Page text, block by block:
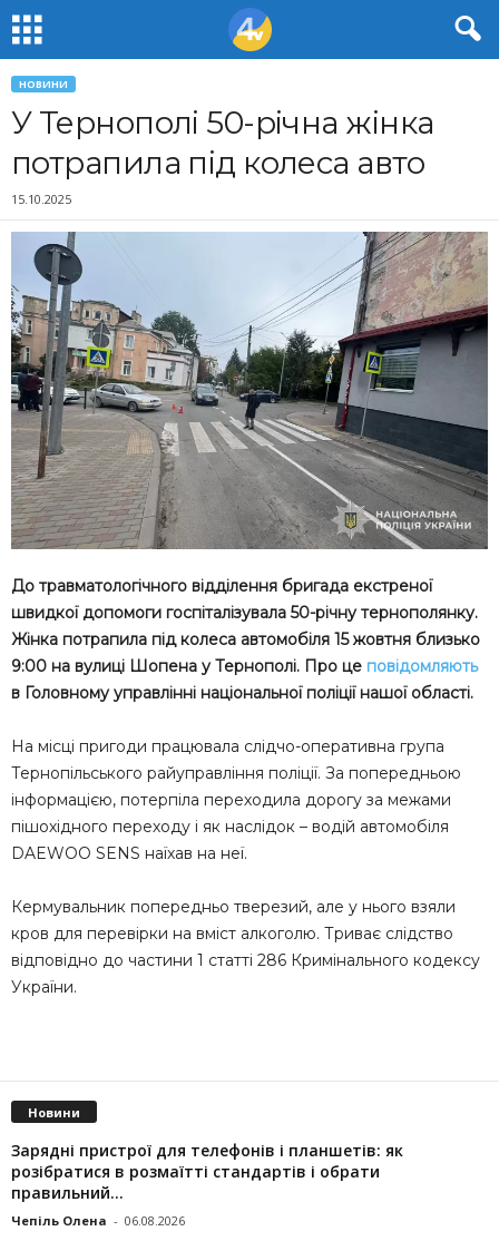
НОВИНИ
У Тернополі 50-річна жінка
потрапила під колеса авто
15.10.2025
До травматологічного відділення бригада екстреної
швидкої допомоги госпіталізувала 50-річну тернополянку.
Жінка потрапила під колеса автомобіля 15 жовтня близько
9:00 на вулиці Шопена у Тернополі. Про це повідомляють
в Головному управлінні національної поліції нашої області.
На місці пригоди працювала слідчо-оперативна група
Тернопільського райуправління поліції. За попередньою
інформацією, потерпіла переходила дорогу за межами
пішохідного переходу і як наслідок – водій автомобіля
DAEWOO SENS наїхав на неї.
Кермувальник попередньо тверезий, але у нього взяли
кров для перевірки на вміст алкоголю. Триває слідство
відповідно до частини 1 статті 286 Кримінального кодексу
України.
Новини
Зарядні пристрої для телефонів і планшетів: як
розібратися в розмаїтті стандартів і обрати
правильний...
Чепіль Олена - 06.08.2026